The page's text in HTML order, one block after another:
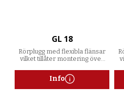
GL 18
Rörplugg med flexibla flänsar
vilket tillåter montering över
Info